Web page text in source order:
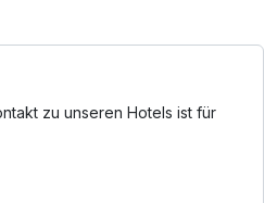
(23km)
zu unseren Hotels ist für